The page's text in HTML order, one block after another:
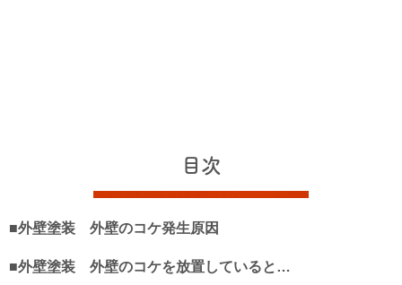
目次
■外壁塗装 外壁のコケ発生原因
■外壁塗装 外壁のコケを放置していると…